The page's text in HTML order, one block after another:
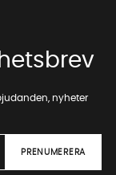
nyheter